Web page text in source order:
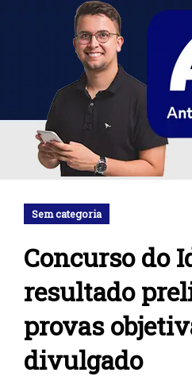
Sem categoria
Concurso do
resultado
provas
divulgado